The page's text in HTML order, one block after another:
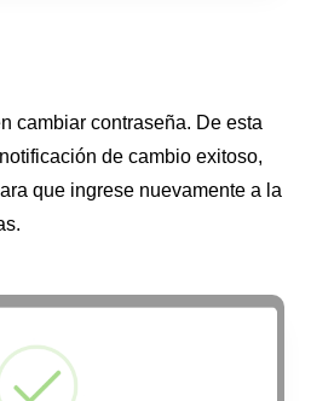
cambiar contraseña. De esta
de cambio exitoso,
que ingrese nuevamente a la